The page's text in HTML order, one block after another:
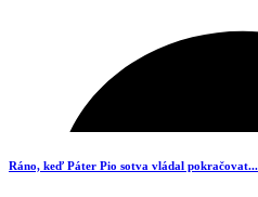
13
Ráno, keď Páter Pio sotva vládal pokračovat...